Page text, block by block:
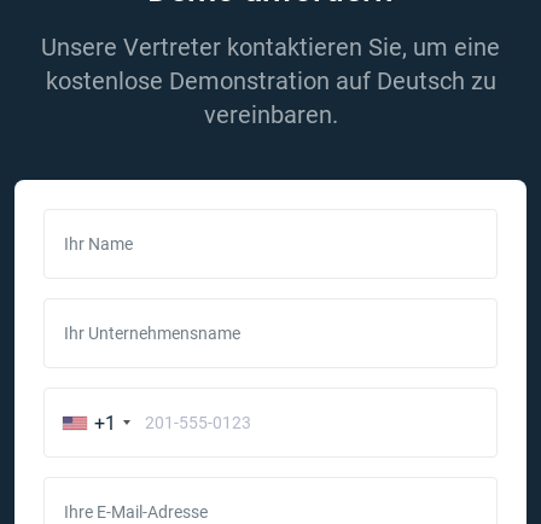
Unsere Vertreter kontaktieren Sie, um eine
kostenlose Demonstration auf Deutsch zu
vereinbaren.
Ihr Name
Ihr Unternehmensname
+1
Ihre E-Mail-Adresse